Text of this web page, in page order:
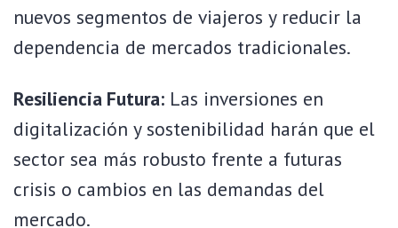
nuevos segmentos de viajeros y reducir la
dependencia de mercados tradicionales.
Resiliencia Futura: Las inversiones en
digitalización y sostenibilidad harán que el
sector sea más robusto frente a futuras
crisis o cambios en las demandas del
mercado.